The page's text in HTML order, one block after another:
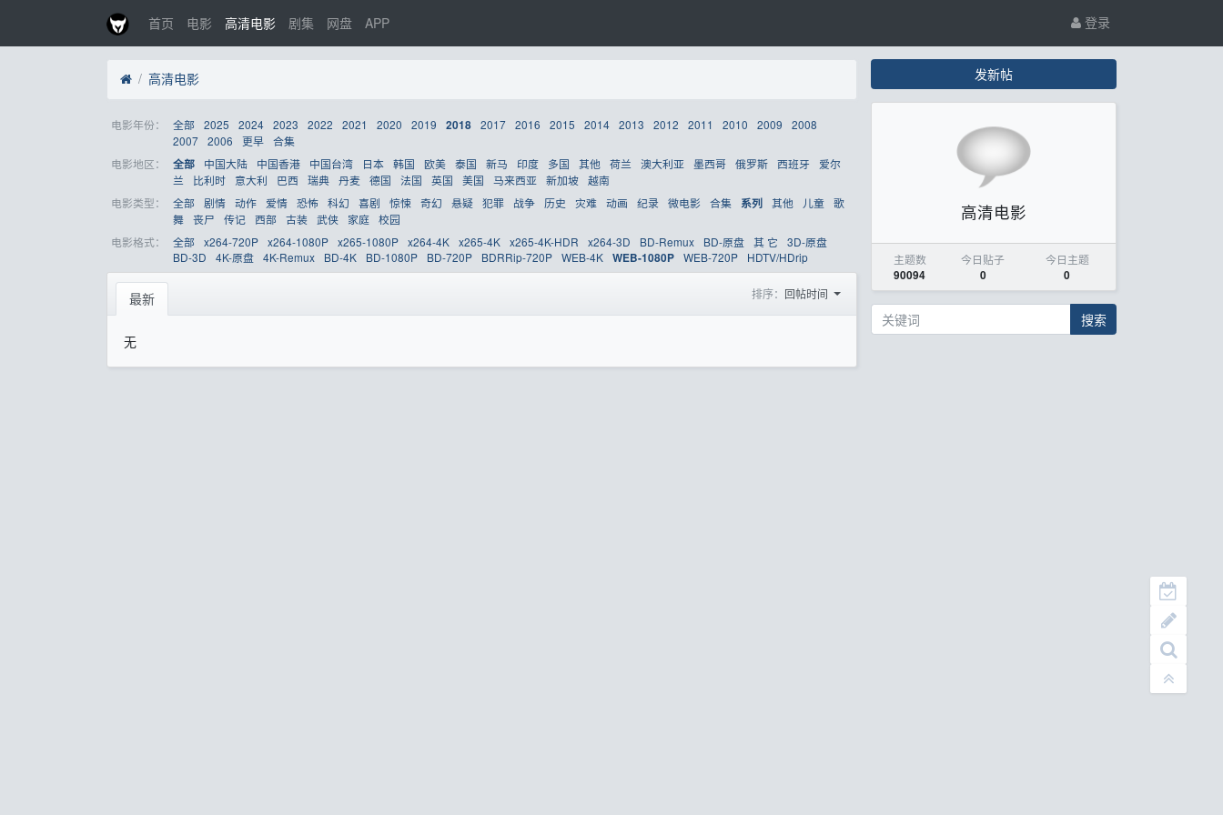
首页 电影 高清电影 剧集 网盘 APP 登录
高清电影
电影年份： 全部 2025 2024 2023 2022 2021 2020 2019 2018 2017 2016 2015 2014 2013 2012 2011 2010 2009
2008
2007 2006 更早 合集
电影地区：
全部 中国大陆 中国香港 中国台湾 日本 韩国 欧美 泰国 新马 印度 多国 其他 荷兰 澳大利亚 墨西哥 俄罗斯 西班牙
爱尔
兰
比利时 意大利 巴西 瑞典 丹麦 德国 法国 英国 美国 马来西亚 新加坡 越南
电影类型：
全部 剧情 动作 爱情 恐怖 科幻 喜剧 惊悚 奇幻 悬疑 犯罪 战争 历史 灾难 动画 纪录 微电影 合集 系列 其他 儿童 歌
舞 丧尸 传记 西部 古装 武侠 家庭 校园
电影格式：
全部 x264-720P x264-1080P x265-1080P x264-4K x265-4K x265-4K-HDR x264-3D BD-Remux BD-原盘 其 它
3D-原盘
BD-3D
4K-原盘 4K-Remux BD-4K BD-1080P BD-720P BDRRip-720P WEB-4K WEB-1080P WEB-720P HDTV/HDrip
最新 排序： 回帖时间
无
发新帖
高清电影
主题数
90094
今日贴子
0
今日主题
0
搜索